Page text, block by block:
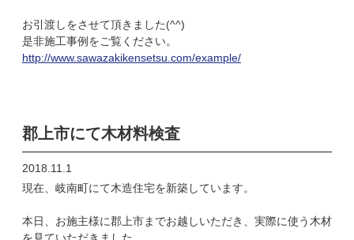
お引渡しをさせて頂きました(^^)
是非施工事例をご覧ください。
http://www.sawazakikensetsu.com/example/
郡上市にて木材料検査
2018.11.1
現在、岐南町にて木造住宅を新築しています。
本日、お施主様に郡上市までお越しいただき、実際に使う木材